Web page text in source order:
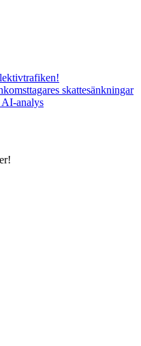
skattesänkningar
AI-analys